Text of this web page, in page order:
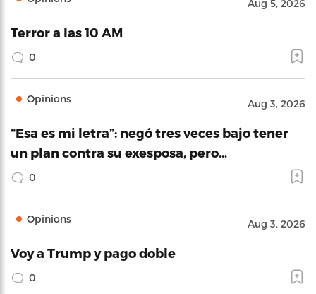
Aug 5, 2026
Terror a las 10 AM
0
Opinions Aug 3, 2026
“Esa es mi letra”: negó tres veces bajo tener
un plan contra su exesposa, pero…
0
Opinions Aug 3, 2026
Voy a Trump y pago doble
0